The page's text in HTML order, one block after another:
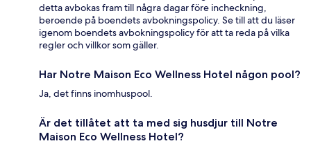
detta avbokas fram till några dagar före incheckning,
beroende på boendets avbokningspolicy. Se till att du läser
igenom boendets avbokningspolicy för att ta reda på vilka
regler och villkor som gäller.
Har Notre Maison Eco Wellness Hotel någon pool?
Ja, det finns inomhuspool.
Är det tillåtet att ta med sig husdjur till Notre
Maison Eco Wellness Hotel?